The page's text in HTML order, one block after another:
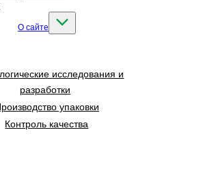
О сайте
исследования и
разработки
упаковки
Контроль качества